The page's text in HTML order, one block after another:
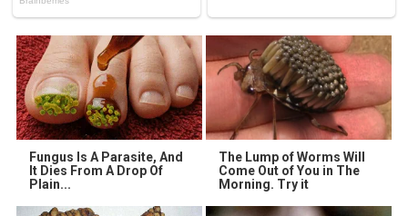
Fungus Is A Parasite, And
It Dies From A Drop Of
Plain...
The Lump of Worms Will
Come Out of You in The
Morning. Try it